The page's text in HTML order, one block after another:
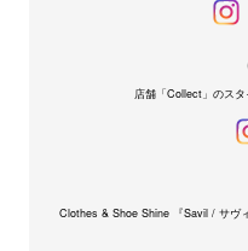
店舗「Collect」のス
Clothes & Shoe Shine 『Savil / サヴ